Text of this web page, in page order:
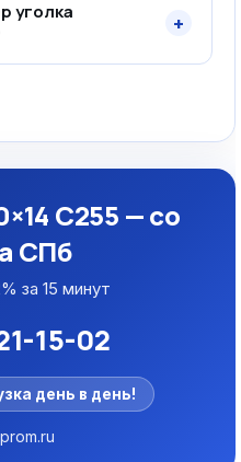
уголка
+
С255 — со
СПб
за 15 минут
15-02
день в день!